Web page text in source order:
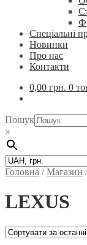
Спеціальні
Новинки
Про нас
Контакти
0,00 грн. 0
Пошук
×
Головна /Магазин
LEXUS